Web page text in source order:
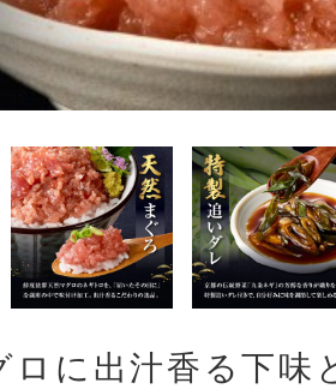
ロに出汁香る下味